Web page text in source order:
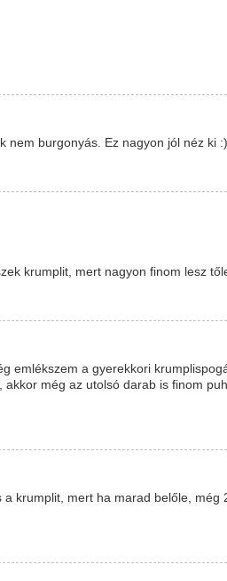
nem burgonyás. Ez nagyon jól néz ki :)
krumplit, mert nagyon finom lesz
emlékszem a gyerekkori
még az utolsó darab is finom
krumplit, mert ha marad belőle, még